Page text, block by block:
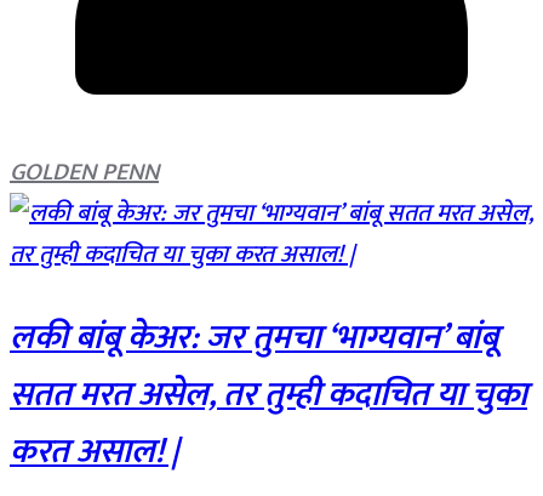
GOLDEN PENN
लकी बांबू केअर: जर तुमचा ‘भाग्यवान’ बांबू
सतत मरत असेल, तर तुम्ही कदाचित या चुका
करत असाल! |